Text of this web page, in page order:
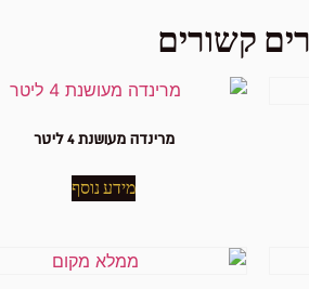
קשורים
מרינדה מעושנת 4 ליטר
מידע נוסף